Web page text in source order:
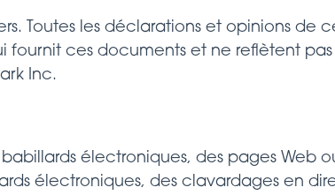
Toutes les déclarations et opinions de
fournit ces documents et ne reflètent pas
Inc.
électroniques, des pages Web
électroniques, des clavardages en